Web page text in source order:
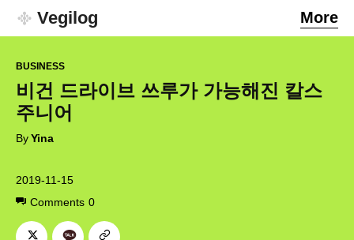
Vegilog More
2019-11-15
Comments 0
BUSINESS
비건 드라이브 쓰루가 가능해진 칼스
주니어
ByYina